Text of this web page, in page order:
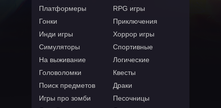
Платформеры
RPG игры
Гонки
Приключения
Инди игры
Хоррор игры
Симуляторы
Спортивные
На выживание
Логические
Головоломки
Квесты
Поиск предметов
Драки
Игры про зомби
Песочницы